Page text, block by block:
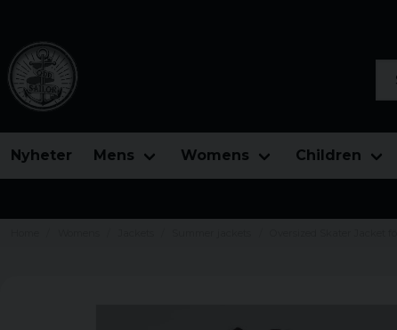
Nyheter Mens Womens Children